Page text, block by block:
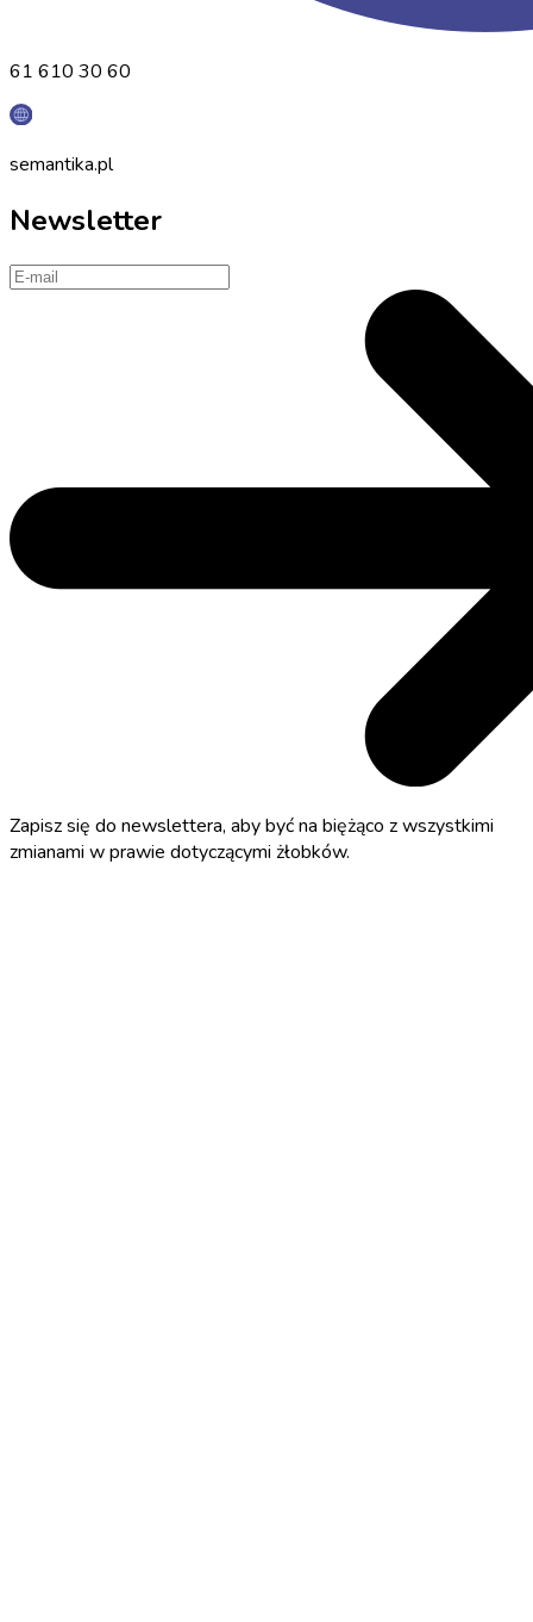
61 610 30 60
semantika.pl
Newsletter
Zapisz się do newslettera, aby być na biężąco z wszystkimi
zmianami w prawie dotyczącymi żłobków.